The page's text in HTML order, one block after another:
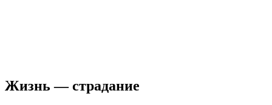
Жизнь — страдание